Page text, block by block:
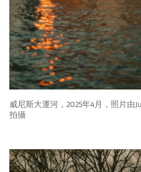
威尼斯大運河，2025年4月，照片由
拍攝